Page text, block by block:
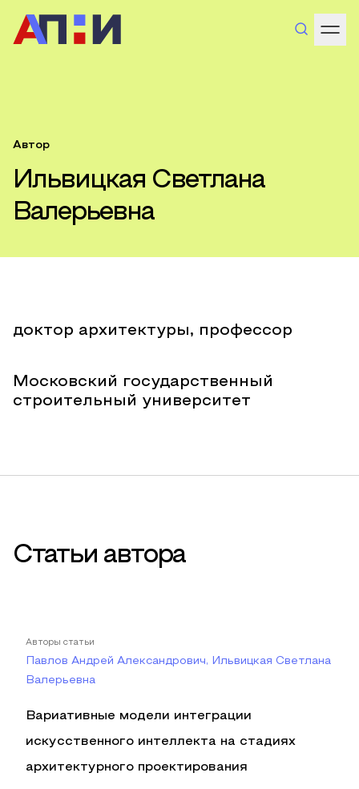
Автор
Ильвицкая Светлана
Валерьевна
доктор архитектуры, профессор
Московский государственный
строительный университет
Статьи автора
Авторы статьи
Павлов Андрей Александрович, Ильвицкая Светлана
Валерьевна
Вариативные модели интеграции
искусственного интеллекта на стадиях
архитектурного проектирования